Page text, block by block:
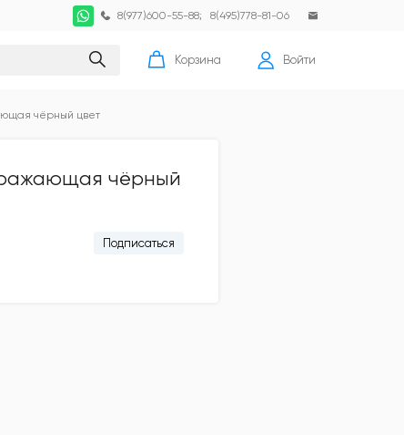
8(977)600-55-88; 8(495)778-81-06
Корзина Войти
чёрный цвет
чёрный
Подписаться